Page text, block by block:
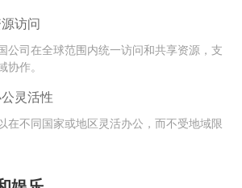
访问
公司在全球范围内统一访问和共享资源，支
协作。
灵活性
在不同国家或地区灵活办公，而不受地域限